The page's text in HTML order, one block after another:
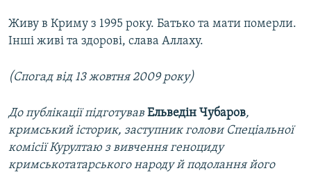
Живу в Криму з 1995 року. Батько та мати померли.
Інші живі та здорові, слава Аллаху.
(Спогад від 13 жовтня 2009 року)
До публікації підготував Ельведін Чубаров,
кримський історик, заступник голови Спеціальної
комісії Курултаю з вивчення геноциду
кримськотатарського народу й подолання його